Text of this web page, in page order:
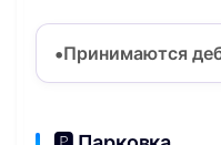
Принимаются